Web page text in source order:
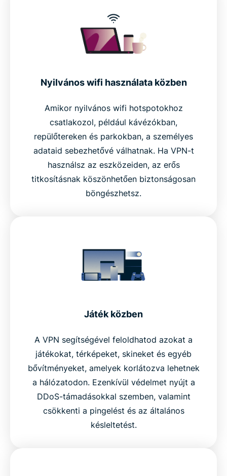
Nyilvános wifi használata közben
Amikor nyilvános wifi hotspotokhoz
csatlakozol, például kávézókban,
repülőtereken és parkokban, a személyes
adataid sebezhetővé válhatnak. Ha VPN-t
használsz az eszközeiden, az erős
titkosításnak köszönhetően biztonságosan
böngészhetsz.
Játék közben
A VPN segítségével feloldhatod azokat a
játékokat, térképeket, skineket és egyéb
bővítményeket, amelyek korlátozva lehetnek
a hálózatodon. Ezenkívül védelmet nyújt a
DDoS-támadásokkal szemben, valamint
csökkenti a pingelést és az általános
késleltetést.